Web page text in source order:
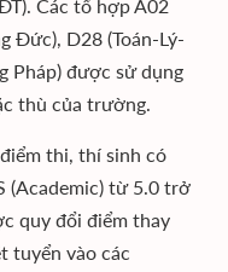
Các tổ hợp A02
Đức), D28 (Toán-Lý-
Pháp) được sử dụng
thù của trường.
thi, thí sinh có
(Academic) từ 5.0 trở
quy đổi điểm thay
tuyển vào các